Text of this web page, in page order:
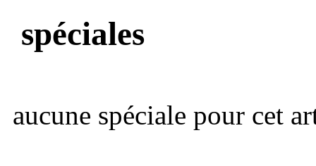
spéciales
aucune spéciale pour cet